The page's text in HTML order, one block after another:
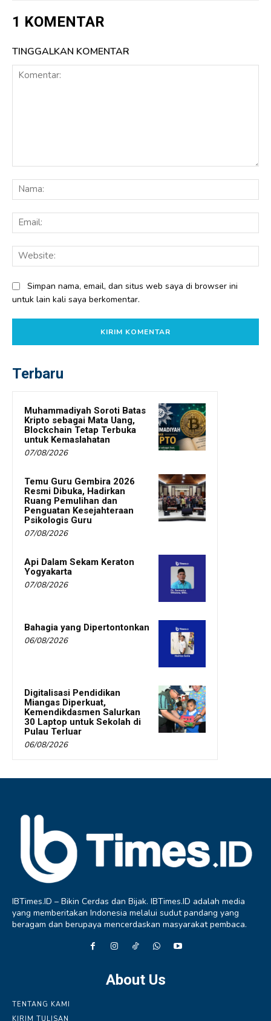
1 KOMENTAR
TINGGALKAN KOMENTAR
Simpan nama, email, dan situs web saya di browser ini
untuk lain kali saya berkomentar.
Terbaru
Muhammadiyah Soroti Batas
Kripto sebagai Mata Uang,
Blockchain Tetap Terbuka
untuk Kemaslahatan
07/08/2026
Temu Guru Gembira 2026
Resmi Dibuka, Hadirkan
Ruang Pemulihan dan
Penguatan Kesejahteraan
Psikologis Guru
07/08/2026
Api Dalam Sekam Keraton
Yogyakarta
07/08/2026
Bahagia yang Dipertontonkan
06/08/2026
Digitalisasi Pendidikan
Miangas Diperkuat,
Kemendikdasmen Salurkan
30 Laptop untuk Sekolah di
Pulau Terluar
06/08/2026
IBTimes.ID – Bikin Cerdas dan Bijak. IBTimes.ID adalah media
yang memberitakan Indonesia melalui sudut pandang yang
beragam dan berupaya mencerdaskan masyarakat pembaca.
About Us
TENTANG KAMI
KIRIM TULISAN